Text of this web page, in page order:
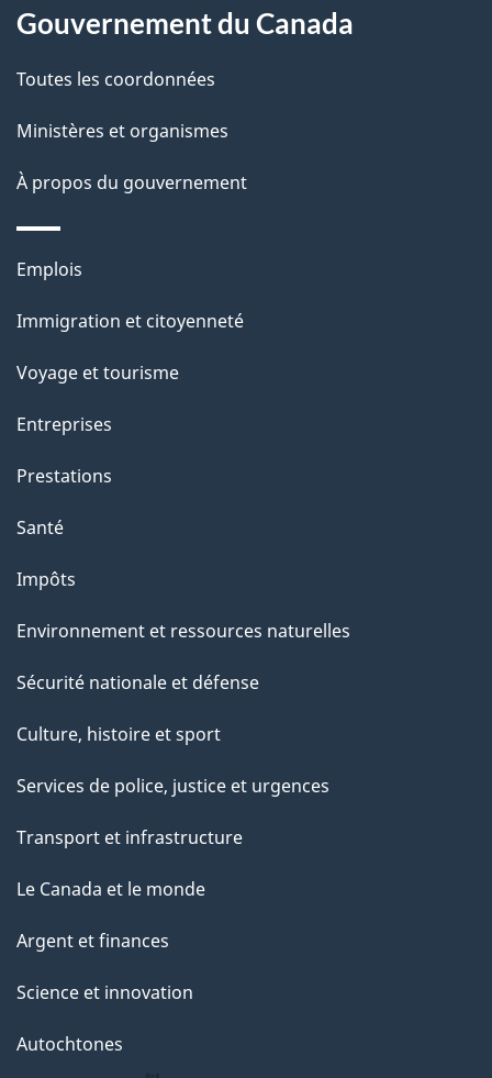
l
a
p
a
e
Gouvernement du Canada
Toutes les coordonnées
Ministères et organismes
À propos du gouvernement
Thèmes
sujets
Emplois
Immigration et citoyenneté
Voyage et tourisme
Entreprises
Prestations
Santé
Impôts
Environnement et ressources naturelles
Sécurité nationale et défense
Culture, histoire et sport
Services de police, justice et urgences
Transport et infrastructure
Le Canada et le monde
Argent et finances
Science et innovation
Autochtones